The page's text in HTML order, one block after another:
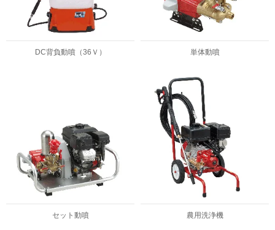
DC背負動噴（36Ｖ） 単体動噴
セット動噴 農用洗浄機